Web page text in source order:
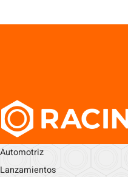
Automotriz
Lanzamientos